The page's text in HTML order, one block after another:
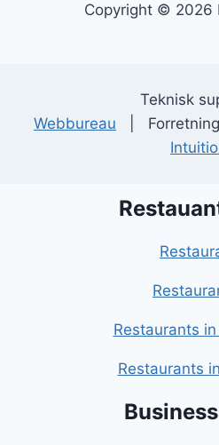
Copyright © 2026
Teknisk
Webbureau |
Restaurants
Restaurants